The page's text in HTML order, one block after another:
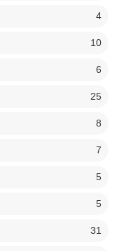
4
10
6
25
8
7
5
5
31